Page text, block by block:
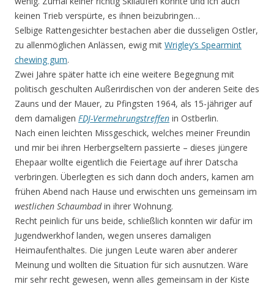
keinen Trieb verspürte, es ihnen beizubringen…
Selbige Rattengesichter bestachen aber die dusseligen Ostler,
zu allenmöglichen Anlässen, ewig mit Wrigley’s Spearmint
chewing gum.
Zwei Jahre später hatte ich eine weitere Begegnung mit
politisch geschulten Außerirdischen von der anderen Seite des
Zauns und der Mauer, zu Pfingsten 1964, als 15-jähriger auf
dem damaligen FDJ-Vermehrungstreffen in Ostberlin.
Nach einen leichten Missgeschick, welches meiner Freundin
und mir bei ihren Herbergseltern passierte – dieses jüngere
Ehepaar wollte eigentlich die Feiertage auf ihrer Datscha
verbringen. Überlegten es sich dann doch anders, kamen am
frühen Abend nach Hause und erwischten uns gemeinsam im
westlichen Schaumbadin ihrer Wohnung.
Recht peinlich für uns beide, schließlich konnten wir dafür im
Jugendwerkhof landen, wegen unseres damaligen
Heimaufenthaltes. Die jungen Leute waren aber anderer
Meinung und wollten die Situation für sich ausnutzen. Wäre
mir sehr recht gewesen, wenn alles gemeinsam in der Kiste